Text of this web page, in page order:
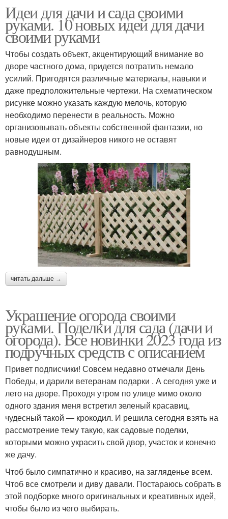
Идеи для дачи и сада своими
руками. 10 новых идей для дачи
своими руками
Чтобы создать объект, акцентирующий внимание во
дворе частного дома, придется потратить немало
усилий. Пригодятся различные материалы, навыки и
даже предположительные чертежи. На схематическом
рисунке можно указать каждую мелочь, которую
необходимо перенести в реальность. Можно
организовывать объекты собственной фантазии, но
новые идеи от дизайнеров никого не оставят
равнодушным.
читать дальше →
Украшение огорода своими
руками. Поделки для сада (дачи и
огорода). Все новинки 2023 года из
подручных средств с описанием
Привет подписчики! Совсем недавно отмечали День
Победы, и дарили ветеранам подарки . А сегодня уже и
лето на дворе. Проходя утром по улице мимо около
одного здания меня встретил зеленый красавиц,
чудесный такой — крокодил. И решила сегодня взять на
рассмотрение тему такую, как садовые поделки,
которыми можно украсить свой двор, участок и конечно
же дачу.
Чтоб было симпатично и красиво, на загляденье всем.
Чтоб все смотрели и диву давали. Постараюсь собрать в
этой подборке много оригинальных и креативных идей,
чтобы было из чего выбирать.